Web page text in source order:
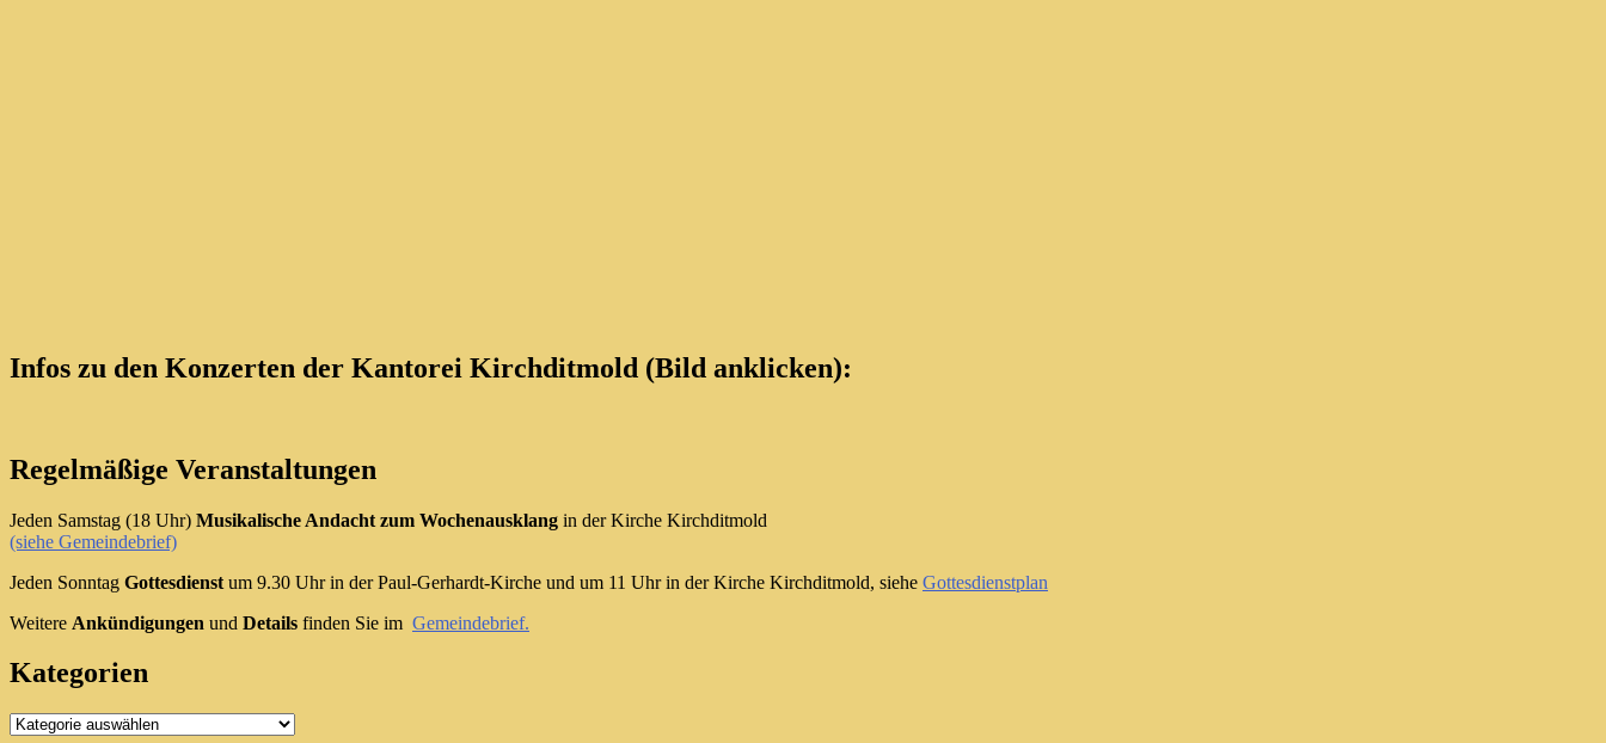
Infos zu den Konzerten der Kantorei Kirchditmold (Bild anklicken):
Regelmäßige Veranstaltungen
Jeden Samstag (18 Uhr) Musikalische Andacht zum Wochenausklang in der Kirche Kirchditmold
(siehe Gemeindebrief)
Jeden Sonntag Gottesdienst um 9.30 Uhr in der Paul-Gerhardt-Kirche und um 11 Uhr in der Kirche Kirchditmold, siehe Gottesdienstplan
Weitere Ankündigungen und Details finden Sie im Gemeindebrief.
Kategorien
Kategorien